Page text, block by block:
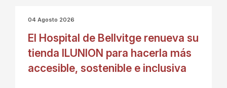
04 Agosto 2026
El Hospital de Bellvitge renueva su
tienda ILUNION para hacerla más
accesible, sostenible e inclusiva